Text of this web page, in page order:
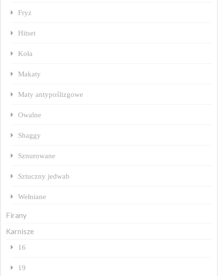
Fryz
Hitset
Koła
Makaty
Maty antypoślizgowe
Owalne
Shaggy
Sznurowane
Sztuczny jedwab
Wełniane
Firany
Karnisze
16
19